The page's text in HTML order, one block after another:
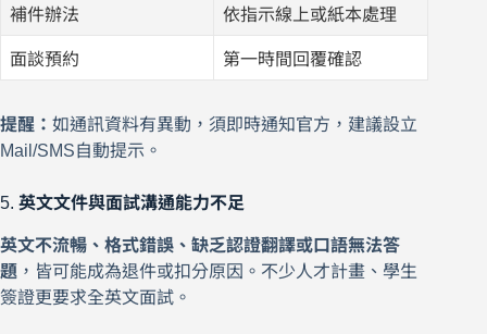
補件辦法 依指示線上或紙本處理
面談預約 第一時間回覆確認
提醒： 如通訊資料有異動，須即時通知官方，建議設立
Mail/SMS自動提示。
5. 英文文件與面試溝通能力不足
英文不流暢、格式錯誤、缺乏認證翻譯或口語無法答
題 ，皆可能成為退件或扣分原因。不少人才計畫、學生
簽證更要求全英文面試。